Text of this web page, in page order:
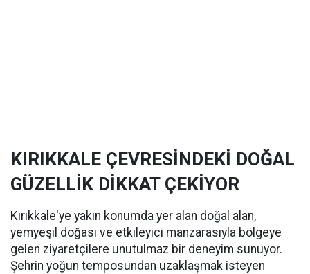
KIRIKKALE ÇEVRESİNDEKİ DOĞAL
GÜZELLİK DİKKAT ÇEKİYOR
Kırıkkale'ye yakın konumda yer alan doğal alan,
yemyeşil doğası ve etkileyici manzarasıyla bölgeye
gelen ziyaretçilere unutulmaz bir deneyim sunuyor.
Şehrin yoğun temposundan uzaklaşmak isteyen